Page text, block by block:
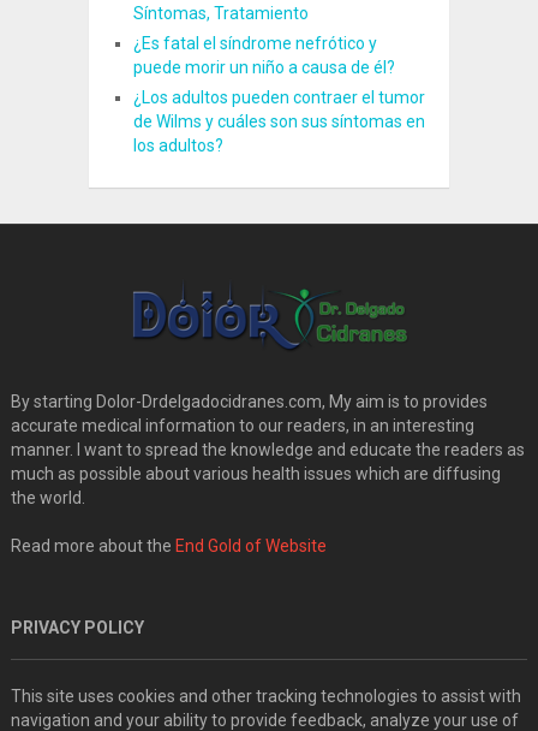
Síntomas, Tratamiento
¿Es fatal el síndrome nefrótico y
puede morir un niño a causa de él?
¿Los adultos pueden contraer el tumor
de Wilms y cuáles son sus síntomas en
los adultos?
By starting Dolor-Drdelgadocidranes.com, My aim is to provides
accurate medical information to our readers, in an interesting
manner. I want to spread the knowledge and educate the readers as
much as possible about various health issues which are diffusing
the world.
Read more about the End Gold of Website
PRIVACY POLICY
This site uses cookies and other tracking technologies to assist with
navigation and your ability to provide feedback, analyze your use of